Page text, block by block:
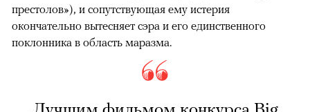
престолов»), и сопутствующая ему истерия
окончательно вытесняет сэра и его единственного
поклонника в область маразма.